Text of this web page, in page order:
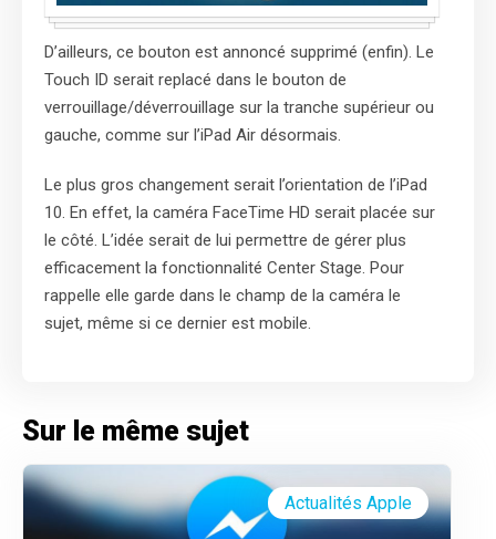
D’ailleurs, ce bouton est annoncé supprimé (enfin). Le
Touch ID serait replacé dans le bouton de
verrouillage/déverrouillage sur la tranche supérieur ou
gauche, comme sur l’iPad Air désormais.
Le plus gros changement serait l’orientation de l’iPad
10. En effet, la caméra FaceTime HD serait placée sur
le côté. L’idée serait de lui permettre de gérer plus
efficacement la fonctionnalité Center Stage. Pour
rappelle elle garde dans le champ de la caméra le
sujet, même si ce dernier est mobile.
Sur le même sujet
Actualités Apple